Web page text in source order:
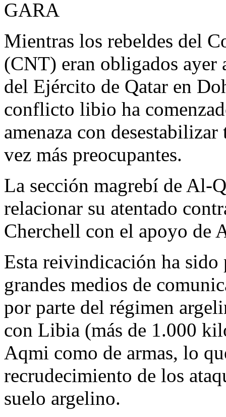
GARA
Mientras los rebeldes del
(CNT) eran obligados ayer
del Ejército de Qatar en
conflicto libio ha
amenaza con
vez más preocupantes.
La sección magrebí de Al-
relacionar su atentado
Cherchell con el apoyo de
Esta reivindicación ha sido
grandes medios de
por parte del régimen
con Libia (más de 1.000
Aqmi como de armas, lo
recrudecimiento de los
suelo argelino.